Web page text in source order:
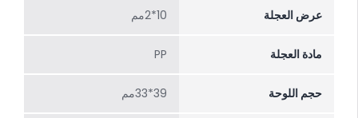
عرض العجلة 10*2مم
مادة العجلة PP
حجم اللوحة 39*33مم